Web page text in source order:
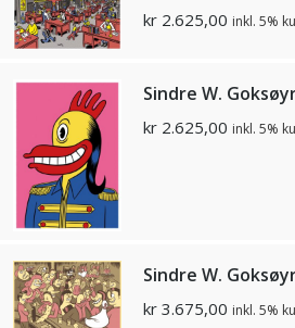
kr 2.625,00 inkl. 5%
Sindre W.
kr 2.625,00 inkl. 5%
Sindre W.
kr 3.675,00 inkl. 5%